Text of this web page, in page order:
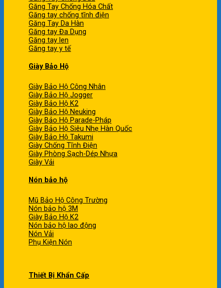
Găng Tay Chống Hóa Chất
Găng tay chống tĩnh điện
Găng Tay Da Hàn
Găng tay Đa Dụng
Găng tay len
Găng tay y tế
Giày Bảo Hộ
Giày Bảo Hộ Công Nhân
Giày Bảo Hộ Jogger
Giày Bảo Hộ K2
Giày Bảo Hộ Neuking
Giày Bảo Hộ Parade-Pháp
Giày Bảo Hộ Siêu Nhẹ Hàn Quốc
Giày Bảo Hộ Takumi
Giày Chống Tĩnh Điện
Giày Phòng Sạch-Dép Nhựa
Giày Vải
Nón bảo hộ
Mũ Bảo Hộ Công Trường
Nón bảo hộ 3M
Giày Bảo Hộ K2
Nón bảo hộ lao động
Nón Vải
Phụ Kiện Nón
Thiết Bị Khẩn Cấp